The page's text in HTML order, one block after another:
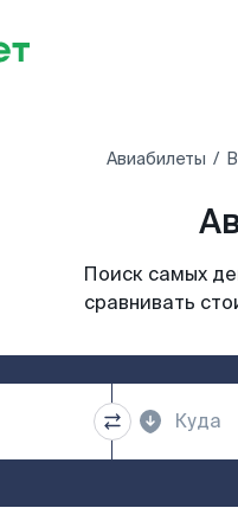
Авиабилеты
Поиск самых
сравнивать